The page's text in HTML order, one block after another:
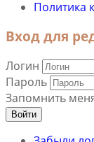
Политика
Вход для
Логин
Пароль
Запомнить
Войти